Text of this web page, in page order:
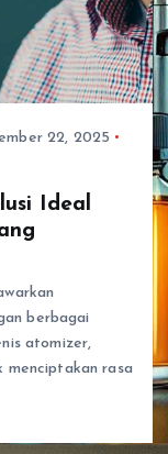
22, 2025
Ideal
berbagai
atomizer,
menciptakan rasa